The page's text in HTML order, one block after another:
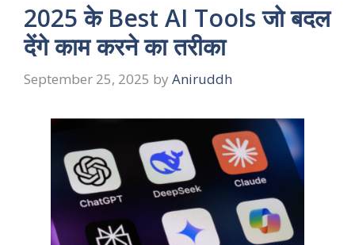
2025 के Best AI Tools जो बदल
देंगे काम करने का तरीका
September 25, 2025 by Aniruddh